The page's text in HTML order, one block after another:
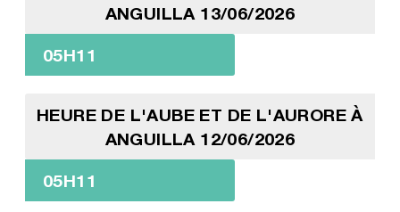
ANGUILLA 13/06/2026
05H11
HEURE DE L'AUBE ET DE L'AURORE À
ANGUILLA 12/06/2026
05H11